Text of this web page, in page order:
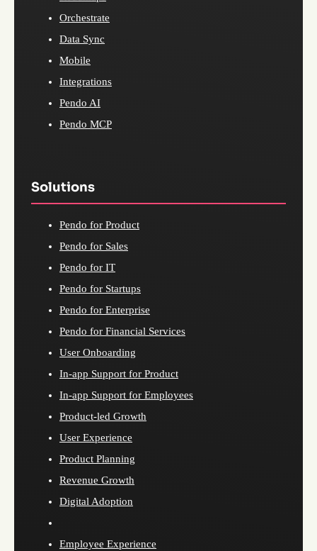
Orchestrate
Data Sync
Mobile
Integrations
Pendo AI
Pendo MCP
Solutions
Pendo for Product
Pendo for Sales
Pendo for IT
Pendo for Startups
Pendo for Enterprise
Pendo for Financial Services
User Onboarding
In-app Support for Product
In-app Support for Employees
Product-led Growth
User Experience
Product Planning
Revenue Growth
Digital Adoption
Employee Experience